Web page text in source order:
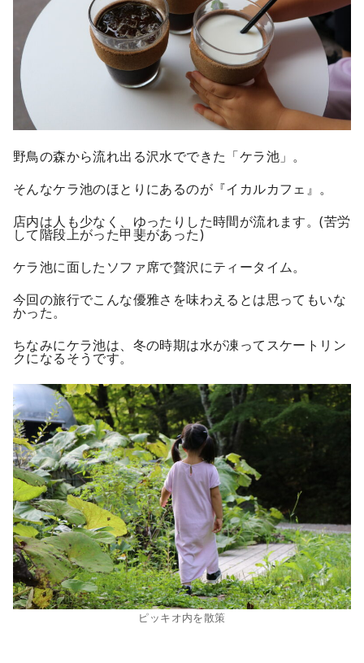
野鳥の森から流れ出る沢水でできた「ケラ池」。
そんなケラ池のほとりにあるのが『イカルカフェ』。
店内は人も少なく、ゆったりした時間が流れます。(苦労
して階段上がった甲斐があった)
ケラ池に面したソファ席で贅沢にティータイム。
今回の旅行でこんな優雅さを味わえるとは思ってもいな
かった。
ちなみにケラ池は、冬の時期は水が凍ってスケートリン
クになるそうです。
ピッキオ内を散策